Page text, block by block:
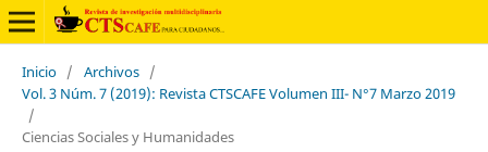
Inicio / Archivos /
Vol. 3 Núm. 7 (2019): Revista CTSCAFE Volumen III- N°7 Marzo 2019
/
Ciencias Sociales y Humanidades